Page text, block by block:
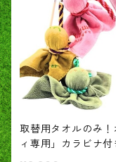
取替用タオルのみ！
ィ専用」カラビナ付